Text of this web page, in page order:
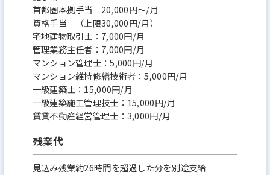
首都圏本拠手当 20,000円～/月
資格手当 （上限30,000円/月）
宅地建物取引士：7,000円/月
管理業務主任者：7,000円/月
マンション管理士：5,000円/月
マンション維持修繕技術者：5,000円/月
一級建築士：15,000円/月
一級建築施工管理技士：15,000円/月
賃貸不動産経営管理士：3,000円/月
残業代
見込み残業約26時間を超過した分を別途支給